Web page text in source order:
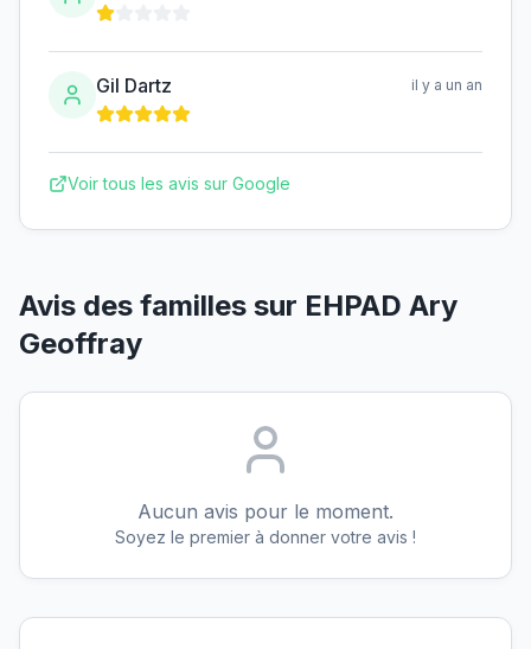
Gil Dartz il y a un an
Voir tous les avis sur Google
Avis des familles sur EHPAD Ary
Geoffray
Aucun avis pour le moment.
Soyez le premier à donner votre avis !